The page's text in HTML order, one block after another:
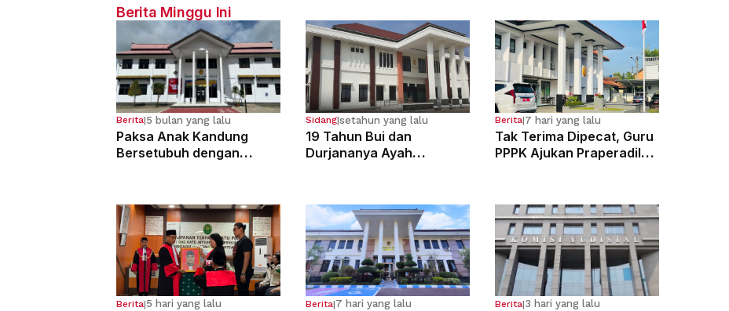
Berita Minggu Ini
Berita|5 bulan yang lalu
Paksa Anak Kandung
Bersetubuh dengan
Sidang|setahun yang lalu
19 Tahun Bui dan
Durjananya Ayah
Berita|7 hari yang lalu
Tak Terima Dipecat, Guru
PPPK Ajukan Praperadilan
Berita|5 hari yang lalu Berita|7 hari yang lalu Berita|3 hari yang lalu